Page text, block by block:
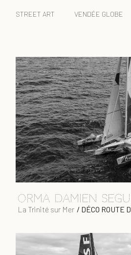
STREET ART VENDÉE GLOBE
ORMA DAMIEN
La Trinité sur Mer / DÉCO ROUTE